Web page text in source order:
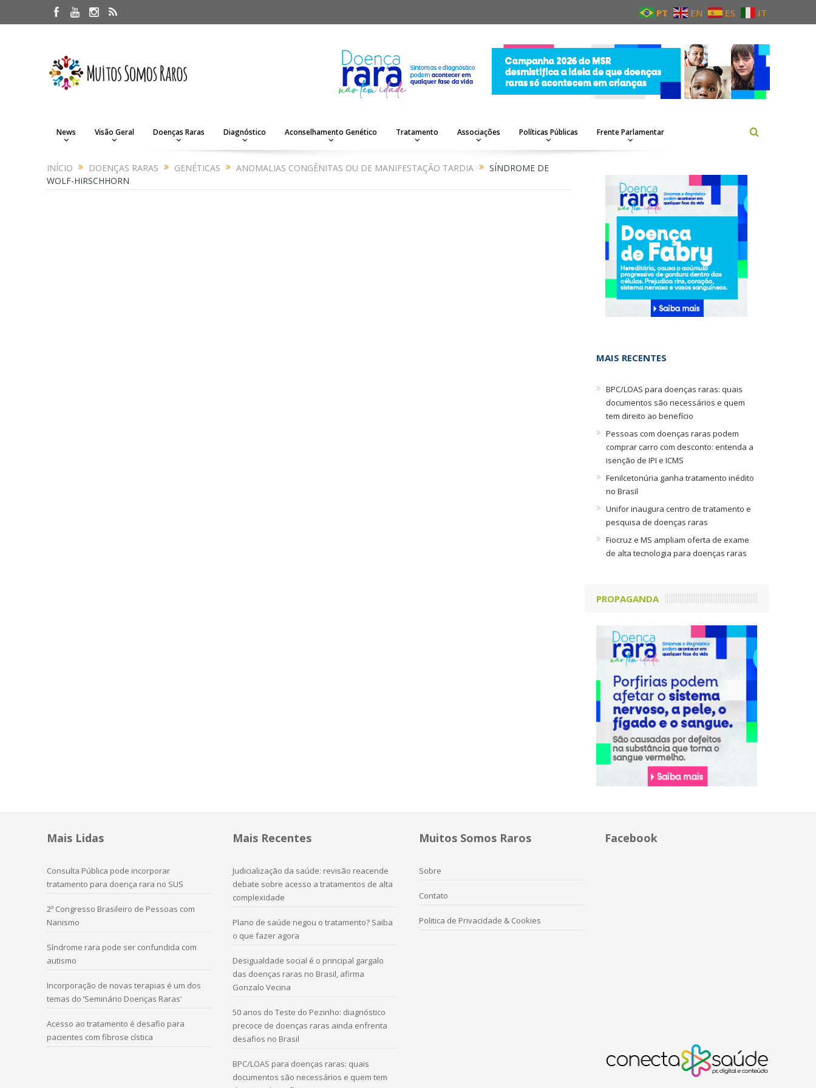
PT EN ES IT
News Visão Geral Doenças Raras Diagnóstico Aconselhamento Genético Tratamento Associações Políticas Públicas Frente Parlamentar
INÍCIO DOENÇAS RARAS GENÉTICAS ANOMALIAS CONGÊNITAS OU DE MANIFESTAÇÃO TARDIA
SÍNDROME DE
WOLF-HIRSCHHORN
MAIS RECENTES
BPC/LOAS para doenças raras: quais
documentos são necessários e quem
tem direito ao benefício
Pessoas com doenças raras podem
comprar carro com desconto: entenda a
isenção de IPI e ICMS
Fenilcetonúria ganha tratamento inédito
no Brasil
Unifor inaugura centro de tratamento e
pesquisa de doenças raras
Fiocruz e MS ampliam oferta de exame
de alta tecnologia para doenças raras
PROPAGANDA
Mais Lidas
Consulta Pública pode incorporar
tratamento para doença rara no SUS
2º Congresso Brasileiro de Pessoas com
Nanismo
Síndrome rara pode ser confundida com
autismo
Incorporação de novas terapias é um dos
temas do ‘Seminário Doenças Raras’
Acesso ao tratamento é desafio para
pacientes com fibrose cística
Mais Recentes
Judicialização da saúde: revisão reacende
debate sobre acesso a tratamentos de alta
complexidade
Plano de saúde negou o tratamento? Saiba
o que fazer agora
Desigualdade social é o principal gargalo
das doenças raras no Brasil, afirma
Gonzalo Vecina
50 anos do Teste do Pezinho: diagnóstico
precoce de doenças raras ainda enfrenta
desafios no Brasil
BPC/LOAS para doenças raras: quais
documentos são necessários e quem tem
Muitos Somos Raros
Sobre
Contato
Politica de Privacidade & Cookies
Facebook